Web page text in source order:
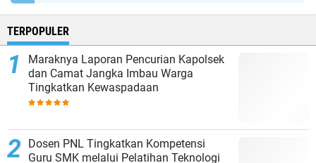
TERPOPULER
Maraknya Laporan Pencurian Kapolsek
dan Camat Jangka Imbau Warga
Tingkatkan Kewaspadaan
Dosen PNL Tingkatkan Kompetensi
Guru SMK melalui Pelatihan Teknologi